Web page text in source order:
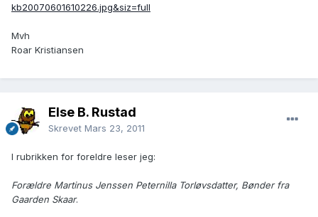
kb20070601610226.jpg&siz=full
Mvh
Roar Kristiansen
Else B. Rustad
Skrevet Mars 23, 2011
I rubrikken for foreldre leser jeg:
Forældre Martinus Jenssen Peternilla Torløvsdatter, Bønder fra
Gaarden Skaar.